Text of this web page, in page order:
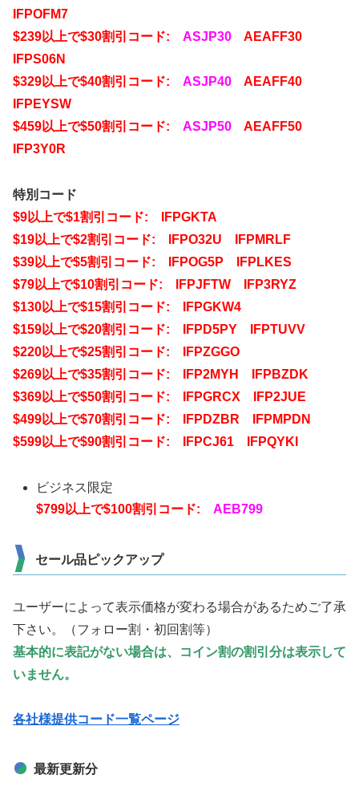
IFPOFM7
$239以上で$30割引コード: ASJP30 AEAFF30
IFPS06N
$329以上で$40割引コード: ASJP40 AEAFF40
IFPEYSW
$459以上で$50割引コード: ASJP50 AEAFF50
IFP3Y0R
特別コード
$9以上で$1割引コード: IFPGKTA
$19以上で$2割引コード: IFPO32U IFPMRLF
$39以上で$5割引コード: IFPOG5P IFPLKES
$79以上で$10割引コード: IFPJFTW IFP3RYZ
$130以上で$15割引コード: IFPGKW4
$159以上で$20割引コード: IFPD5PY IFPTUVV
$220以上で$25割引コード: IFPZGGO
$269以上で$35割引コード: IFP2MYH IFPBZDK
$369以上で$50割引コード: IFPGRCX IFP2JUE
$499以上で$70割引コード: IFPDZBR IFPMPDN
$599以上で$90割引コード: IFPCJ61 IFPQYKI
ビジネス限定
$799以上で$100割引コード:AEB799
セール品ピックアップ
ユーザーによって表示価格が変わる場合があるためご了承
下さい。（フォロー割・初回割等）
基本的に表記がない場合は、コイン割の割引分は表示して
いません。
各社様提供コード一覧ページ
最新更新分